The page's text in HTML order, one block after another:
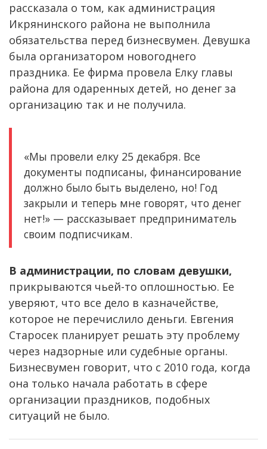
рассказала о том, как администрация
Икрянинского района не выполнила
обязательства перед бизнесвумен. Девушка
была организатором новогоднего
праздника. Ее фирма провела Елку главы
района для одаренных детей, но денег за
организацию так и не получила.
«Мы провели елку 25 декабря. Все
документы подписаны, финансирование
должно было быть выделено, но! Год
закрыли и теперь мне говорят, что денег
нет!» — рассказывает предприниматель
своим подписчикам.
В администрации, по словам девушки,
прикрываются чьей-то оплошностью. Ее
уверяют, что все дело в казначействе,
которое не перечислило деньги. Евгения
Старосек планирует решать эту проблему
через надзорные или судебные органы.
Бизнесвумен говорит, что с 2010 года, когда
она только начала работать в сфере
организации праздников, подобных
ситуаций не было.